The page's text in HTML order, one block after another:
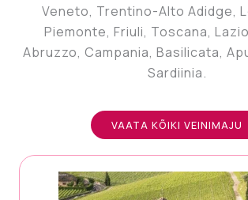
Veneto, Trentino-Alto Adidge,
Piemonte, Friuli, Toscana,
Abruzzo, Campania, Basilicata,
Sardiinia.
VAATA KÕIKI VEINIMAJU